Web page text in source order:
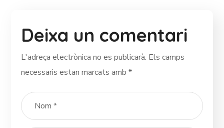
Deixa un comentari
L'adreça electrònica no es publicarà. Els camps
necessaris estan marcats amb*